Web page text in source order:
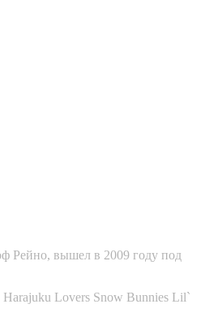
Рейно, вышел в 2009 году под
Lovers Snow Bunnies Lil`